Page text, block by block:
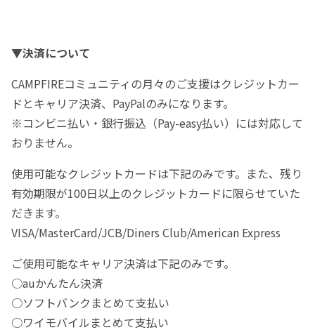
▼決済について
CAMPFIREコミュニティの月々のご支援はクレジットカー
ドとキャリア決済、PayPalのみになります。
※コンビニ払い・銀行振込（Pay-easy払い）には対応して
おりません。
使用可能なクレジットカードは下記のみです。また、残り
有効期限が100日以上のクレジットカードに限らせていた
だきます。
VISA/MasterCard/JCB/Diners Club/American Express
ご使用可能なキャリア決済は下記のみです。
○auかんたん決済
○ソフトバンクまとめて支払い
○ワイモバイルまとめて支払い